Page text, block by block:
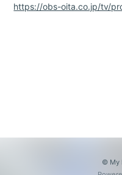
https://obs-oita.co.jp/tv/
© My